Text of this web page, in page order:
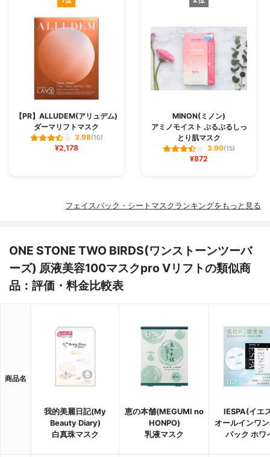
【PR】ALLUDEM(アリュデム)
ダーマリフトマスク
3.98(10)
¥2,178
MINON(ミノン)
アミノモイスト ぷるぷるしっ
とり肌マスク
3.90(15)
¥872
フェイスパック・シートマスクランキングをもっと見る
ONE STONE TWO BIRDS(ワンストーンツーバ
ーズ) 原液美容100マスクpro Vリフトの類似商
品：評価・料金比較表
商品名
我的美麗日記(My
Beauty Diary)
白真珠マスク
恵の本舗(MEGUMI no
HONPO)
乳液マスク
IESPA(イエ
オールインワ
パック ホワ